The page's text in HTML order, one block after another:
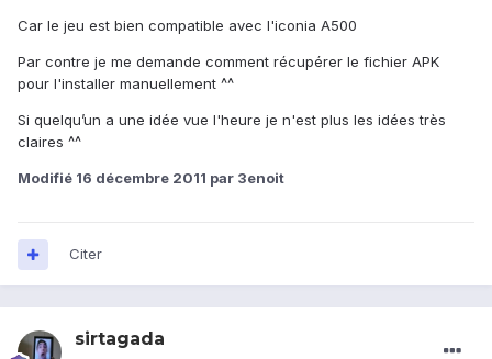
Car le jeu est bien compatible avec l'iconia A500
Par contre je me demande comment récupérer le fichier APK
pour l'installer manuellement ^^
Si quelqu’un a une idée vue l'heure je n'est plus les idées très
claires ^^
Modifié 16 décembre 2011 par 3enoit
Citer
sirtagada